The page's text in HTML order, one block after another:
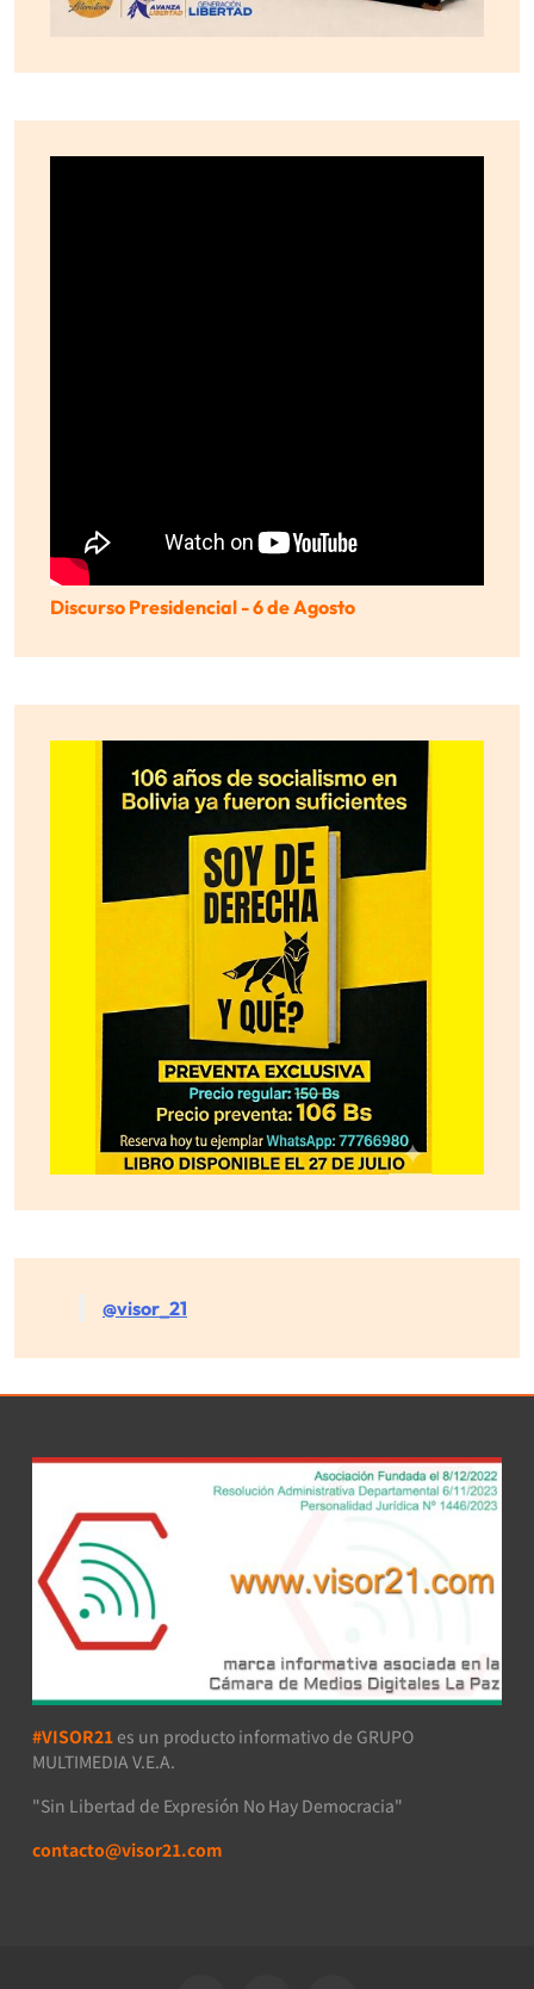
Discurso Presidencial - 6 de Agosto
@visor_21
#VISOR21 es un producto informativo de GRUPO
MULTIMEDIA V.E.A.
"Sin Libertad de Expresión No Hay Democracia"
contacto@visor21.com